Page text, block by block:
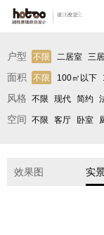
户型 不限 二居室 三
面积 不限 100㎡以下
风格 不限 现代 简约
轻奢
极简 中式
空间 不限 客厅 卧室
效果图 实